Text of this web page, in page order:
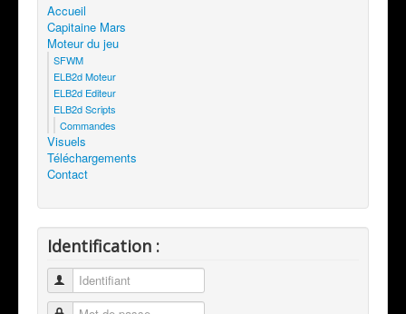
Accueil
Capitaine Mars
Moteur du jeu
SFWM
ELB2d Moteur
ELB2d Editeur
ELB2d Scripts
Commandes
Visuels
Téléchargements
Contact
Identification :
Identifiant